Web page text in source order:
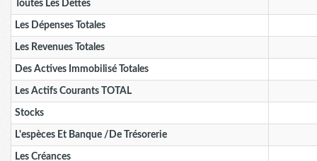
Toutes Les Dettes
Les Dépenses Totales
Les Revenues Totales
Des Actives Immobilisé Totales
Les Actifs Courants TOTAL
Stocks
L'espèces Et Banque /de Trésorerie
Les Créances